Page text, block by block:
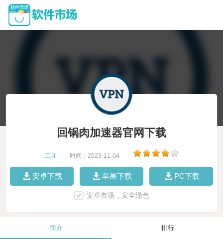
回锅肉加速器官网下载
工具 时间：2023-11-04
安卓下载 苹果下载 PC下载
安卓市场，安全绿色
简介 排行